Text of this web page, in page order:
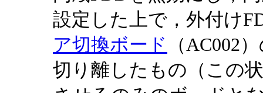
設定した上で，外付け
ア切換ボード
（AC002
切り離したもの（この